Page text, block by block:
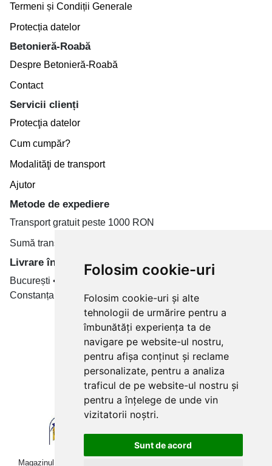
Folosim cookie-uri
Folosim cookie-uri și alte
tehnologii de urmărire pentru a
îmbunătăți experiența ta de
navigare pe website-ul nostru,
pentru afișa conținut și reclame
personalizate, pentru a analiza
traficul de pe website-ul nostru și
pentru a înțelege de unde vin
vizitatorii noștri.
Sunt de acord
Magazinul online betoniera-roaba.ro folosește cookies. Navigând în
Termeni și Condiții Generale
Protecția datelor
Betonieră-Roabă
Despre Betonieră-Roabă
Contact
Servicii clienți
Protecţia datelor
Cum cumpăr?
Modalităţi de transport
Ajutor
Metode de expediere
Transport gratuit peste 1000 RON
Sumă transport de la 19.99 RON
Livrare în toate țară
București • Cluj-Napoca • Brașov • Timișoara • Iași •
Constanța • Craiova
Plăți cu card bancar prin